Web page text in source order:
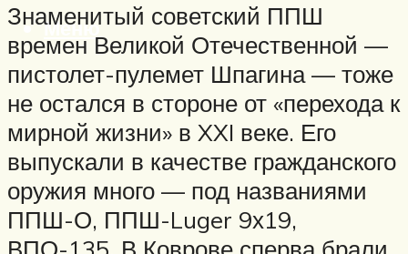
Меню
Знаменитый советский ППШ
времен Великой Отечественной —
пистолет-пулемет Шпагина — тоже
не остался в стороне от «перехода к
мирной жизни» в XXI веке. Его
выпускали в качестве гражданского
оружия много — под названиями
ППШ-О, ППШ-Luger 9х19,